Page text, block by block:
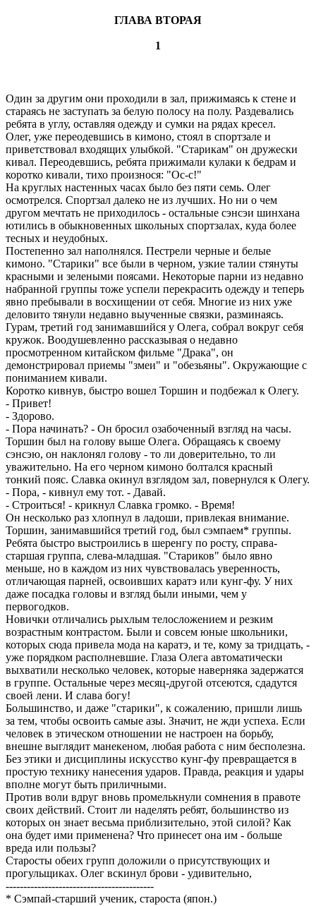
ГЛАВА ВТОРАЯ
1
Один за другим они проходили в зал, прижимаясь к стене и
стараясь не заступать за белую полосу на полу. Раздевались
ребята в углу, оставляя одежду и сумки на рядах кресел.
Олег, уже переодевшись в кимоно, стоял в спортзале и
приветствовал входящих улыбкой. "Старикам" он дружески
кивал. Переодевшись, ребята прижимали кулаки к бедрам и
коротко кивали, тихо произнося: "Ос-с!"
На круглых настенных часах было без пяти семь. Олег
осмотрелся. Спортзал далеко не из лучших. Но ни о чем
другом мечтать не приходилось - остальные сэнсэи шинхана
ютились в обыкновенных школьных спортзалах, куда более
тесных и неудобных.
Постепенно зал наполнялся. Пестрели черные и белые
кимоно. "Старики" все были в черном, узкие талии стянуты
красными и зелеными поясами. Некоторые парни из недавно
набранной группы тоже успели перекрасить одежду и теперь
явно пребывали в восхищении от себя. Многие из них уже
деловито тянули недавно выученные связки, разминаясь.
Гурам, третий год занимавшийся у Олега, собрал вокруг себя
кружок. Воодушевленно рассказывая о недавно
просмотренном китайском фильме "Драка", он
демонстрировал приемы "змеи" и "обезьяны". Окружающие с
пониманием кивали.
Коротко кивнув, быстро вошел Торшин и подбежал к Олегу.
- Привет!
- Здорово.
- Пора начинать? - Он бросил озабоченный взгляд на часы.
Торшин был на голову выше Олега. Обращаясь к своему
сэнсэю, он наклонял голову - то ли доверительно, то ли
уважительно. На его черном кимоно болтался красный
тонкий пояс. Славка окинул взглядом зал, повернулся к Олегу.
- Пора, - кивнул ему тот. - Давай.
- Строиться! - крикнул Славка громко. - Время!
Он несколько раз хлопнул в ладоши, привлекая внимание.
Торшин, занимавшийся третий год, был сэмпаем* группы.
Ребята быстро выстроились в шеренгу по росту, справа-
старшая группа, слева-младшая. "Стариков" было явно
меньше, но в каждом из них чувствовалась уверенность,
отличающая парней, освоивших каратэ или кунг-фу. У них
даже посадка головы и взгляд были иными, чем у
первогодков.
Новички отличались рыхлым телосложением и резким
возрастным контрастом. Были и совсем юные школьники,
которых сюда привела мода на каратэ, и те, кому за тридцать, -
уже порядком располневшие. Глаза Олега автоматически
выхватили несколько человек, которые наверняка задержатся
в группе. Остальные через месяц-другой отсеются, сдадутся
своей лени. И слава богу!
Большинство, и даже "старики", к сожалению, пришли лишь
за тем, чтобы освоить самые азы. Значит, не жди успеха. Если
человек в этическом отношении не настроен на борьбу,
внешне выглядит манекеном, любая работа с ним бесполезна.
Без этики и дисциплины искусство кунг-фу превращается в
простую технику нанесения ударов. Правда, реакция и удары
вполне могут быть приличными.
Против воли вдруг вновь промелькнули сомнения в правоте
своих действий. Стоит ли наделять ребят, большинство из
которых он знает весьма приблизительно, этой силой? Как
она будет ими применена? Что принесет она им - больше
вреда или пользы?
Старосты обеих групп доложили о присутствующих и
прогульщиках. Олег вскинул брови - удивительно,
------------------------------------------
* Сэмпай-старший ученик, староста (япон.)